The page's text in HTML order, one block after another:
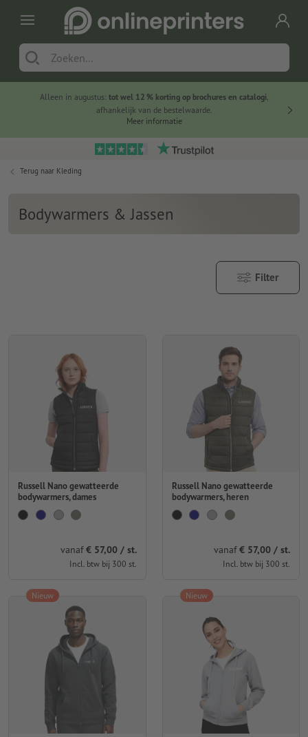
Alleen in augustus: tot wel 12 % korting op brochures en catalogi,
afhankelijk van de bestelwaarde.
Meer informatie
Terug naar Kleding
Bodywarmers & Jassen
Filter
Russell Nano gewatteerde
bodywarmers, dames
vanaf€ 57,00 / st.
Incl. btw bij 300 st.
Russell Nano gewatteerde
bodywarmers, heren
vanaf€ 57,00 / st.
Incl. btw bij 300 st.
Nieuw Nieuw